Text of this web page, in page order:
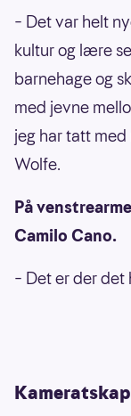
– Det var helt
kultur og lære
barnehage og
med jevne
jeg har tatt
Wolfe.
På
Camilo Cano.
– Det er der det